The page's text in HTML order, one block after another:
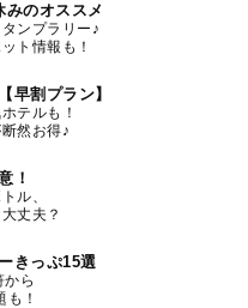
みのオススメ
ンプラリー♪
ト情報も！
早割プラン】
テルも！
然お得♪
！
ル、
丈夫？
きっぷ15選
ら
！